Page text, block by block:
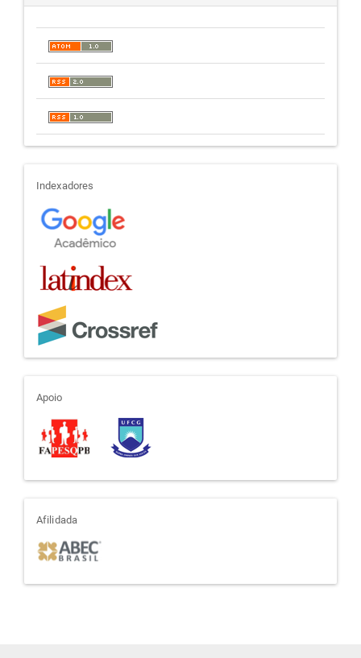
indexadores
Indexadores
apoio
Apoio
afiliada
Afilidada